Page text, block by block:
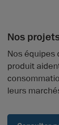
Nos
Nos équipes
produit
leurs